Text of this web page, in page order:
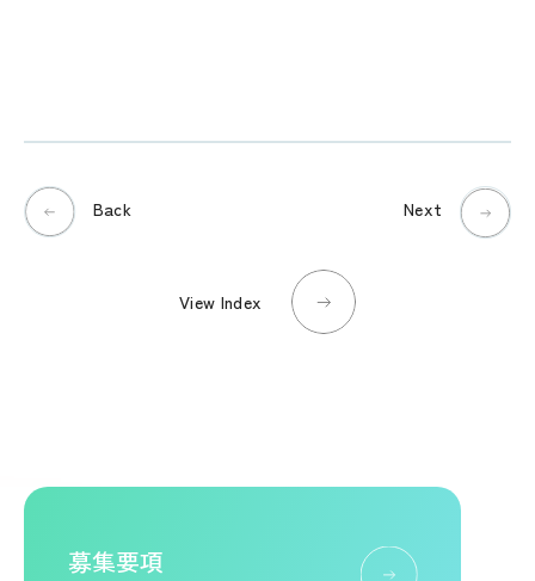
Back
View Index
Next
募集要項